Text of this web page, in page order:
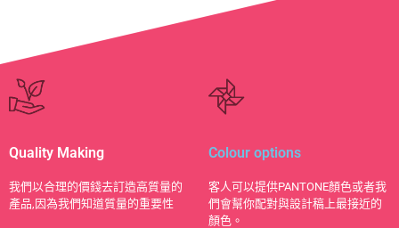
Quality Making
​我們以合理的價錢去訂造高質量的
產品,因為我們知道質量的重要性
Colour options
客人可以提供PANTONE顏色或者我
們會幫你配對與設計稿上最接近的
顏色。